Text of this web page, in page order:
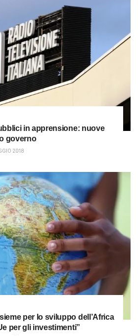
in apprensione: nuove
governo
2018
per lo sviluppo dell’Africa
per gli investimenti”